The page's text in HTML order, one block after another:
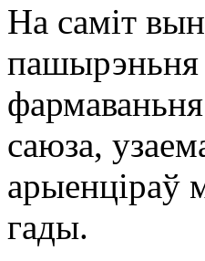
На саміт
пашырэньня
саюза,
арыенціраў
гады.